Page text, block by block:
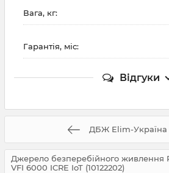
Вага, кг:
Гарантія, міс:
Відгуки
ДБЖ Elim-Україна
Джерело безперебійного живлення
VFI 6000 ICRE IoT (10122202)